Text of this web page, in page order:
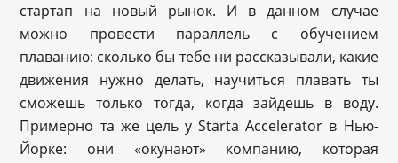
стартап на новый рынок. И в данном случае
можно провести параллель с обучением
плаванию: сколько бы тебе ни рассказывали, какие
движения нужно делать, научиться плавать ты
сможешь только тогда, когда зайдешь в воду.
Примерно та же цель у Starta Accelerator в Нью-
Йорке: они «окунают» компанию, которая